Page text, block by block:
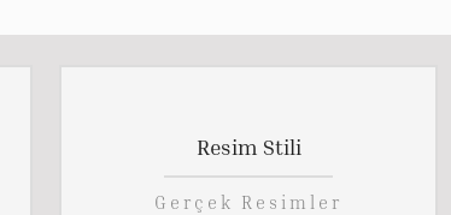
Resim Stili
Gerçek Resimler